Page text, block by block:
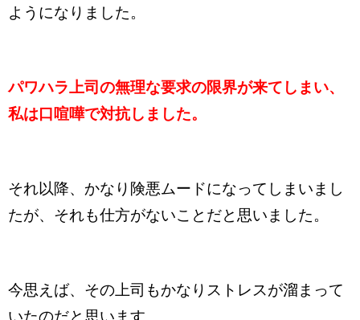
ようになりました。
パワハラ上司の無理な要求の限界が来てしまい、
私は口喧嘩で対抗しました。
それ以降、かなり険悪ムードになってしまいまし
たが、それも仕方がないことだと思いました。
今思えば、その上司もかなりストレスが溜まって
いたのだと思います。